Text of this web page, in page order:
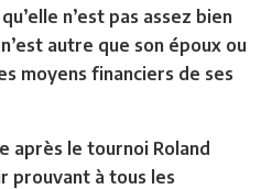
n’est pas assez bien
autre que son époux ou
moyens financiers de ses
après le tournoi Roland
prouvant à tous les